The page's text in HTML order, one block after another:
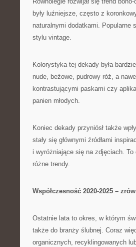
były luźniejsze, często z
naturalnymi dodatkami. Popularne
stylu vintage.
Kolorystyka tej dekady była
nude, beżowe, pudrowy róż, a
kontrastującymi paskami czy
panien młodych.
Koniec dekady przyniósł także
stały się głównymi źródłami
i wyróżniające się na zdjęciach. To
różne trendy.
Współczesność 2020-2025 –
Ostatnie lata to okres, w którym
także do branży ślubnej. Coraz
organicznych, recyklingowanych